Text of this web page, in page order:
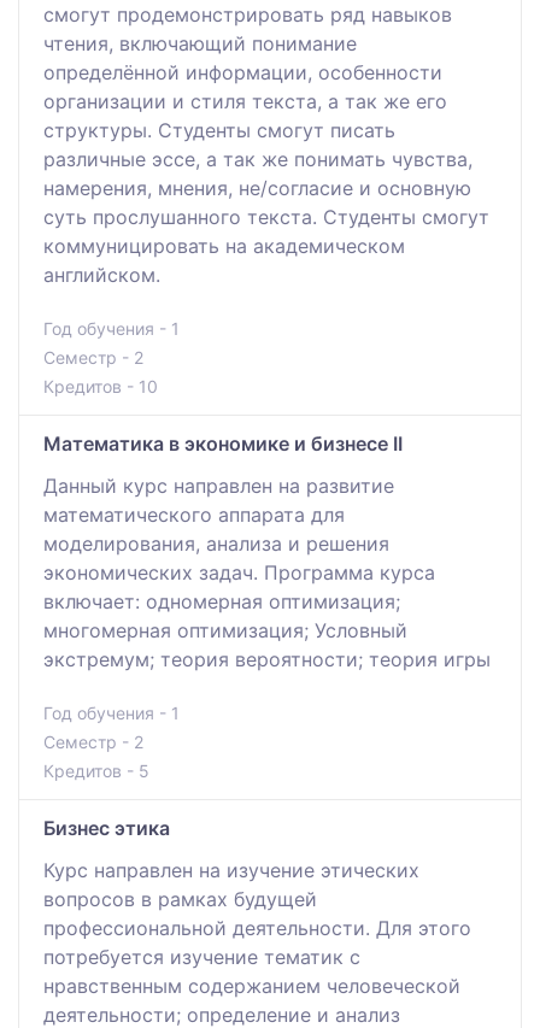
смогут продемонстрировать ряд навыков
чтения, включающий понимание
определённой информации, особенности
организации и стиля текста, а так же его
структуры. Студенты смогут писать
различные эссе, а так же понимать чувства,
намерения, мнения, не/согласие и основную
суть прослушанного текста. Студенты смогут
коммуницировать на академическом
английском.
Год обучения - 1
Семестр - 2
Кредитов - 10
Математика в экономике и бизнесе II
Данный курс направлен на развитие
математического аппарата для
моделирования, анализа и решения
экономических задач. Программа курса
включает: одномерная оптимизация;
многомерная оптимизация; Условный
экстремум; теория вероятности; теория игры
Год обучения - 1
Семестр - 2
Кредитов - 5
Бизнес этика
Курс направлен на изучение этических
вопросов в рамках будущей
профессиональной деятельности. Для этого
потребуется изучение тематик с
нравственным содержанием человеческой
деятельности; определение и анализ